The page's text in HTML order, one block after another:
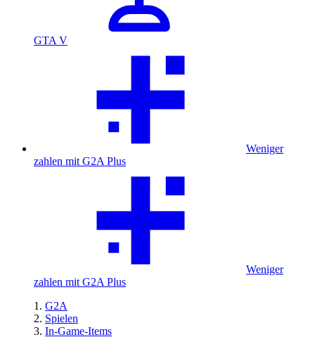
GTA V
Weniger
zahlen mit G2A Plus
Weniger
zahlen mit G2A Plus
G2A
Spielen
In-Game-Items